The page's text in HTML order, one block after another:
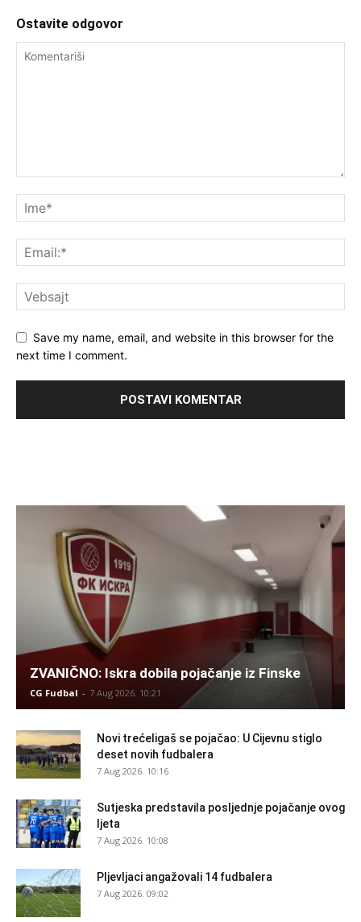
Ostavite odgovor
Save my name, email, and website in this browser for the
next time I comment.
ZVANIČNO: Iskra dobila pojačanje iz Finske
CG Fudbal - 7 Aug 2026. 10:21
Novi trećeligaš se pojačao: U Cijevnu stiglo
deset novih fudbalera
7 Aug 2026. 10:16
Sutjeska predstavila posljednje pojačanje ovog
ljeta
7 Aug 2026. 10:08
Pljevljaci angažovali 14 fudbalera
7 Aug 2026. 09:02